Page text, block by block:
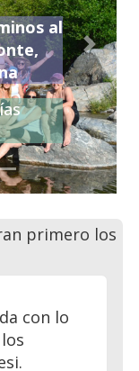
al
primero los
con lo